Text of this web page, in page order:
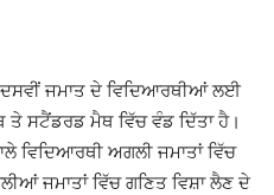
ਦਸਵੀਂ ਜਮਾਤ ਦੇ ਵਿਦਿਆਰਥੀਆਂ ਲਈ
ਤੇ ਸਟੈਂਡਰਡ ਮੈਥ ਵਿੱਚ ਵੰਡ ਦਿੱਤਾ ਹੈ।
ਵਿਦਿਆਰਥੀ ਅਗਲੀ ਜਮਾਤਾਂ ਵਿੱਚ
ਜਮਾਤਾਂ ਵਿੱਚ ਗਣਿਤ ਵਿਸ਼ਾ ਲੈਣ ਦੇ